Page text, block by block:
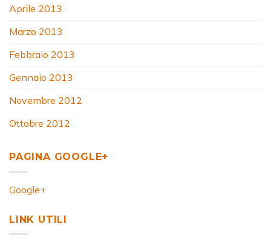
Aprile 2013
Marzo 2013
Febbraio 2013
Gennaio 2013
Novembre 2012
Ottobre 2012
PAGINA GOOGLE+
Google+
LINK UTILI